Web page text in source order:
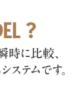
?
に比較、
テムです。